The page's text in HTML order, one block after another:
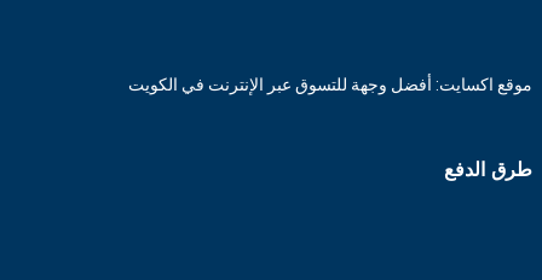
موقع اكسايت: أفضل وجهة للتسوق عبر الإنترنت في الكويت
طرق الدفع